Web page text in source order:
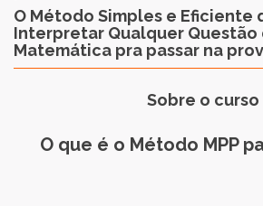
O Método Simples e Eficiente
Interpretar Qualquer Questão
Matemática pra passar na
Sobre o curso
O que é o Método MPP